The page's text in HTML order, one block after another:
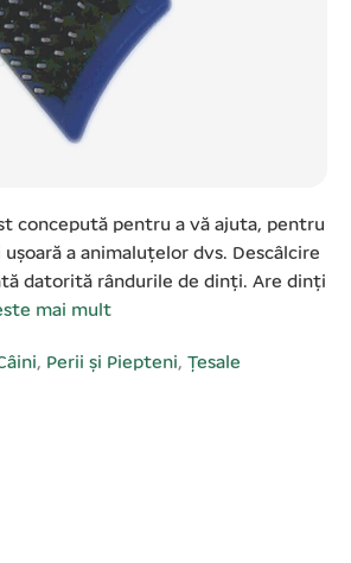
concepută pentru a vă ajuta, pentru
a animaluțelor dvs. Descâlcire
datorită rândurile de dinți. Are dinți
mai mult
, Perii și Piepteni, Țesale